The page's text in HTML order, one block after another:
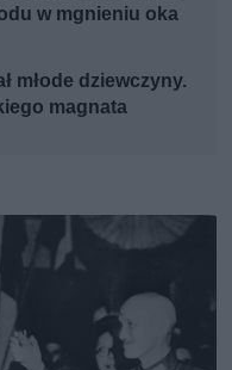
w mgnieniu oka
młode dziewczyny.
magnata